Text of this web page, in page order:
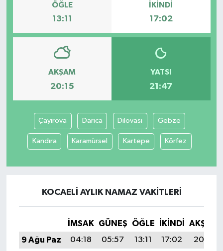
ÖĞLE
13:11
İKINDI
17:02
AKŞAM
20:15
YATSI
21:47
Çayırova Darıca Dilovası Gebze
Kandıra Karamürsel Kartepe Körfez
KOCAELI AYLIK NAMAZ VAKITLERI
İMSAK GÜNEŞ ÖĞLE İKINDI
AKŞAM
9 Ağu Paz
04:18 05:57 13:11 17:02
20:15